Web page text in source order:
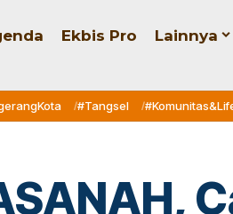
Ekbis Pro Lainnya
#Tangsel